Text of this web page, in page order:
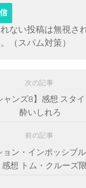
ない投稿は無視さ
（スパム対策）
次の記事
ャンズ8】感想 スタ
酔いしれろ
前の記事
ョン・インポッシブ
想 トム・クルーズ